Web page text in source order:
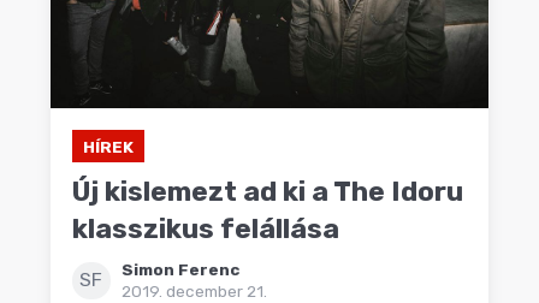
MÁSVILÁG
HÍREK
Új kislemezt ad ki a The Idoru
klasszikus felállása
SF
Simon Ferenc
2019. december 21.